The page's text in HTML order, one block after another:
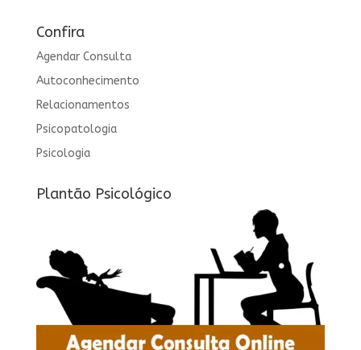
Confira
Agendar Consulta
Autoconhecimento
Relacionamentos
Psicopatologia
Psicologia
Plantão Psicológico